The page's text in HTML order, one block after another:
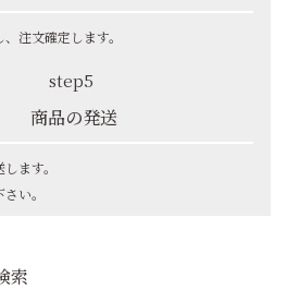
注文確定します。
step5
商品の発送
ます。
い。
索